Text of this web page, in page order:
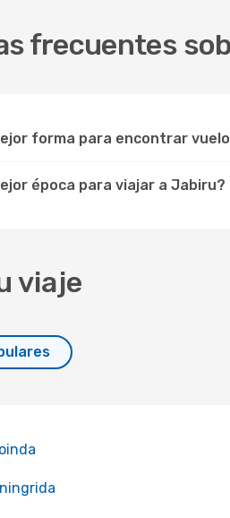
frecuentes
forma para encontrar
época para viajar a Jabiru?
viaje